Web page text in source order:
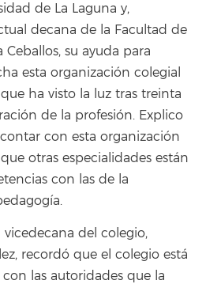
de La Laguna y,
decana de la Facultad de
Ceballos, su ayuda para
esta organización colegial
ha visto la luz tras treinta
de la profesión. Explico
con esta organización
otras especialidades están
con las de la
vicedecana del colegio,
recordó que el colegio está
las autoridades que la